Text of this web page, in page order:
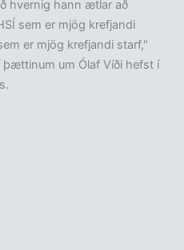
hvernig hann ætlar að
sem er mjög krefjandi
er mjög krefjandi starf,"
um Ólaf Víði hefst í